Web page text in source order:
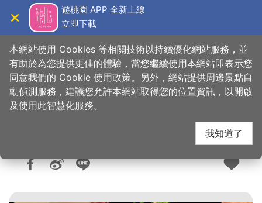
主
遊桃園 APP 全新上線
立即下載
首頁 > 想去的地方 > 美食、購物 > 美食快搜
嚐趣壽喜屋
人氣：6011
本網站使用 Cookies 等相關技術以持續優化網站服務，並
有助於為您提供更佳的體驗，當您繼續使用本網站即表示您
同意我們的 Cookie 使用政策。另外，網站提供周邊景點自
動偵測服務，建議您允許本網站取得您的位置資訊，以開啟
及使用此智慧化服務。
我知道了